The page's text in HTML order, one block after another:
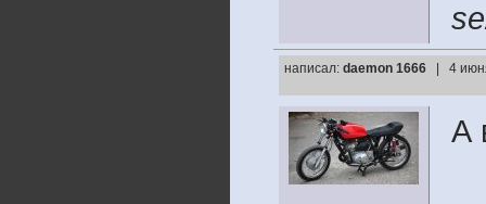
написал: daemon 1666 | 4
А